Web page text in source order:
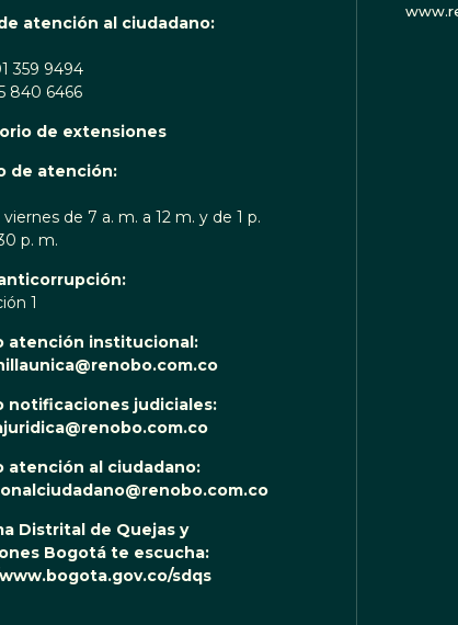
atención al ciudadano:
359 9494
840 6466
de extensiones
de atención:
de 7 a. m. a 12 m. y de 1 p.
p. m.
1
atención institucional:
notificaciones judiciales:
atención al ciudadano:
Distrital de Quejas y
Bogotá te escucha:
sdqs